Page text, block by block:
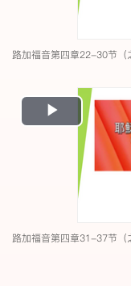
路加福音第四章22-30节（
Play
Video
路加福音第四章31-37节（